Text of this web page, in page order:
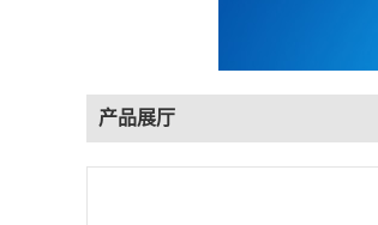
产品展厅